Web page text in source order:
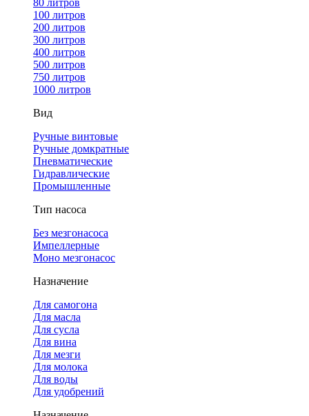
80 литров
100 литров
200 литров
300 литров
400 литров
500 литров
750 литров
1000 литров
Вид
Ручные винтовые
Ручные домкратные
Пневматические
Гидравлические
Промышленные
Тип насоса
Без мезгонасоса
Импеллерные
Моно мезгонасос
Назначение
Для самогона
Для масла
Для сусла
Для вина
Для мезги
Для молока
Для воды
Для удобрений